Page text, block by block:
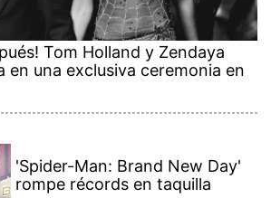
Tom Holland y Zendaya
en una exclusiva ceremonia en
'Spider-Man: Brand New Day'
rompe récords en taquilla